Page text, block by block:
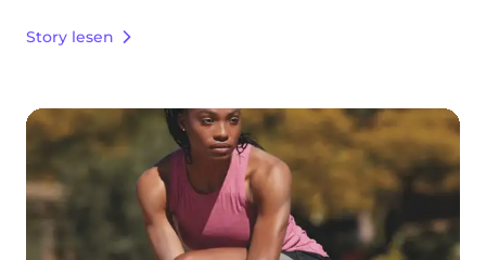
Story lesen